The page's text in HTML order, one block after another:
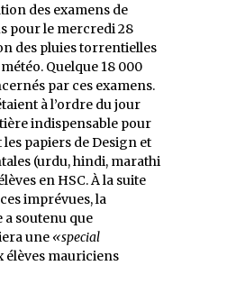
des examens de
pour le mercredi 28
des pluies torrentielles
Quelque 18 000
par ces examens.
à l’ordre du jour
indispensable pour
les papiers de Design et
(urdu, hindi, marathi
en HSC. À la suite
imprévues, la
soutenu que
une «special
élèves mauriciens